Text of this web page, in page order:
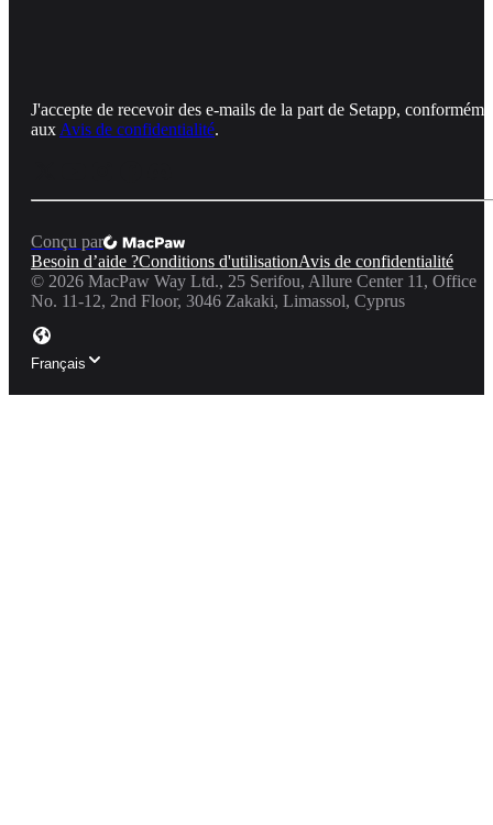
J'accepte de recevoir des e-mails de la part de Setapp,
aux Avis de confidentialité.
Conçu par
Besoin d’aide ?Conditions d'utilisationAvis de confidentialité
© 2026 MacPaw Way Ltd., 25 Serifou, Allure Center 11, Office
No. 11-12, 2nd Floor, 3046 Zakaki, Limassol, Cyprus
Français